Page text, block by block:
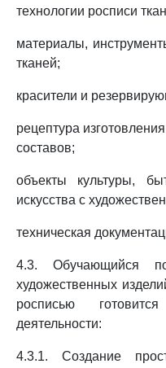
технологии росписи
материалы,
тканей;
красители и
рецептура
составов;
объекты культуры,
искусства с
техническая
4.3. Обучающийся
художественных
росписью
деятельности:
4.3.1. Создание